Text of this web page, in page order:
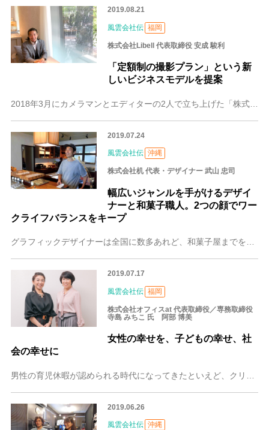
2019.08.21
風雲会社伝 福岡
株式会社Libell 代表取締役 安成 駿利
「定額制の撮影プラン」という新
しいビジネスモデルを提案
2018年3月にカメラマンとエディターの2人で立ち上げた「株式会社Libell」。19歳から動画や写真の撮影に携わってきた代表取締役の安成駿利（やすなり はやと
2019.07.24
風雲会社伝 沖縄
株式会社机 代表・デザイナー 武山 忠司
幅広いジャンルを手がけるデザイ
ナーと和菓子職人。2つの顔でワー
クライフバランスをキープ
グラフィックデザイナーは全国に数多あれど、和菓子屋までをも営むデザイナーは非常に珍しいのではないでしょうか？そんな異色の経歴を持つデザイナーが、今回ご紹介する武
2019.07.17
風雲会社伝 福岡
株式会社オフィスat 代表取締役／専務取締役
寺島 みちこ 氏 阿部 博美
女性の幸せを、子どもの幸せ、社
会の幸せに
2019.06.26
風雲会社伝 沖縄